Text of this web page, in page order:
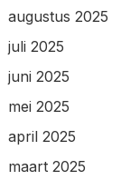
augustus 2025
juli 2025
juni 2025
mei 2025
april 2025
maart 2025